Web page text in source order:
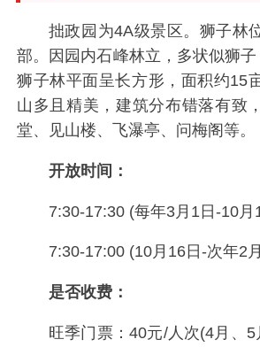
拙政园为4A级景区。狮子林
部。因园内石峰林立，多状似狮子
狮子林平面呈长方形，面积约15
山多且精美，建筑分布错落有致
堂、见山楼、飞瀑亭、问梅阁等。
开放时间：
7:30-17:30 (每年3月1日-10月
7:30-17:00 (10月16日-次年2
是否收费：
旺季门票：40元/人次(4月、